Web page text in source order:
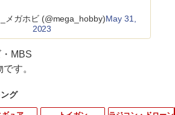
メガホビ (@mega_hobby)May 31,
2023
MBS
す。
グ